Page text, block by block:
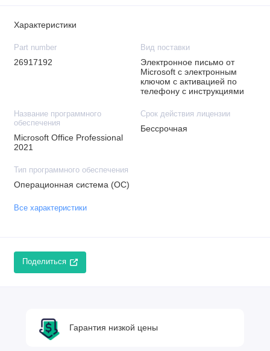
Характеристики
Part number
26917192
Вид поставки
Электронное письмо от
Microsoft с электронным
ключом с активацией по
телефону с инструкциями
Название программного
обеспечения
Microsoft Office Professional
2021
Срок действия лицензии
Бессрочная
Тип программного обеспечения
Операционная система (ОС)
Все характеристики
Поделиться
Гарантия низкой цены